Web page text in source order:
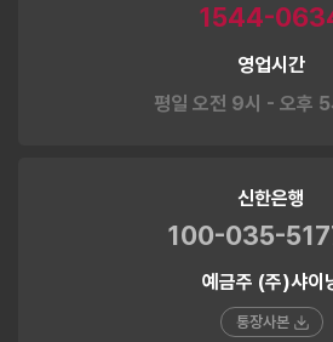
1544-
영업시간
평일 오전 9시 - 오후
신한은행
100-035-
예금주 (주)샤이
통장사본